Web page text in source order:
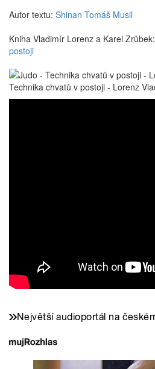
Autor textu: Shinan Tomáš Musil
Kniha Vladimír Lorenz a Karel Zrůbek:
postoji